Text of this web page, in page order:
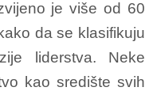
je više od 60
da se klasifikuju
liderstva. Neke
kao središte svih